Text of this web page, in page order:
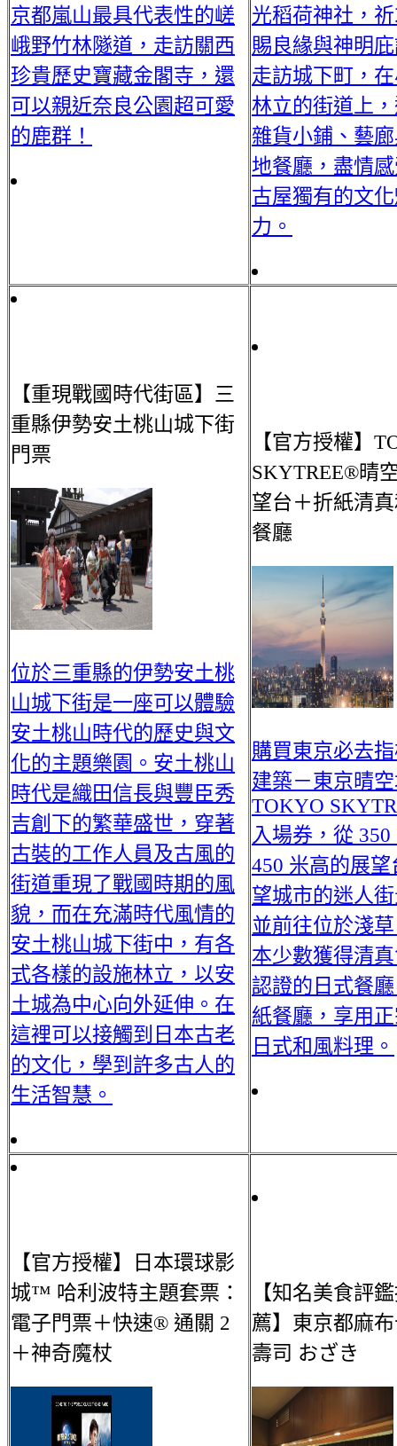
京都嵐山最具代表性的嵯
峨野竹林隧道，走訪關西
珍貴歷史寶藏金閣寺，還
可以親近奈良公園超可愛
的鹿群！
光稻荷神社，
賜良緣與神明
走訪城下町，
林立的街道上
雜貨小鋪、藝
地餐廳，盡情
古屋獨有的文
力。
【重現戰國時代街區】三
重縣伊勢安土桃山城下街
門票
位於三重縣的伊勢安土桃
山城下街是一座可以體驗
安土桃山時代的歷史與文
化的主題樂園。安土桃山
時代是織田信長與豐臣秀
吉創下的繁華盛世，穿著
古裝的工作人員及古風的
街道重現了戰國時期的風
貌，而在充滿時代風情的
安土桃山城下街中，有各
式各樣的設施林立，以安
土城為中心向外延伸。在
這裡可以接觸到日本古老
的文化，學到許多古人的
生活智慧。
【官方授權】
SKYTREE®晴
望台＋折紙清
餐廳
購買東京必去
建築－東京晴
TOKYO
入場券，從 350
450 米高的展望
望城市的迷人
並前往位於淺
本少數獲得清
認證的日式餐
紙餐廳，享用
日式和風料理。
【官方授權】日本環球影
城™ 哈利波特主題套票：
電子門票＋快速® 通關 2
＋神奇魔杖
【知名美食評
薦】東京都麻
壽司 おざき